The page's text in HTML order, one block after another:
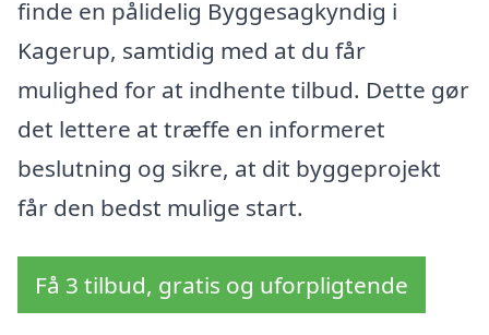
finde en pålidelig Byggesagkyndig i
Kagerup, samtidig med at du får
mulighed for at indhente tilbud. Dette gør
det lettere at træffe en informeret
beslutning og sikre, at dit byggeprojekt
får den bedst mulige start.
Få 3 tilbud, gratis og uforpligtende